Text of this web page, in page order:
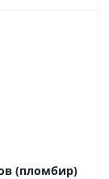
(пломбир)